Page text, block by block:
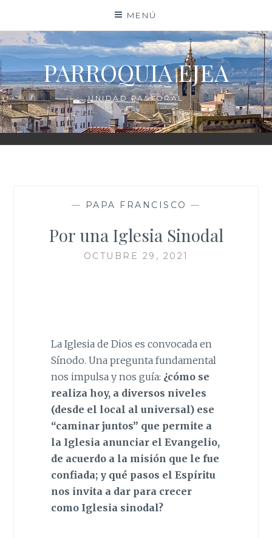
contenido
MENÚ
PARROQUIA EJEA
UNIDAD PASTORAL
— PAPA FRANCISCO —
Por una Iglesia Sinodal
OCTUBRE 29, 2021
La Iglesia de Dios es convocada en
Sínodo. Una pregunta fundamental
nos impulsa y nos guía: ¿cómo se
realiza hoy, a diversos niveles
(desde el local al universal) ese
“caminar juntos” que permite a
la Iglesia anunciar el Evangelio,
de acuerdo a la misión que le fue
confiada; y qué pasos el Espíritu
nos invita a dar para crecer
como Iglesia sinodal?